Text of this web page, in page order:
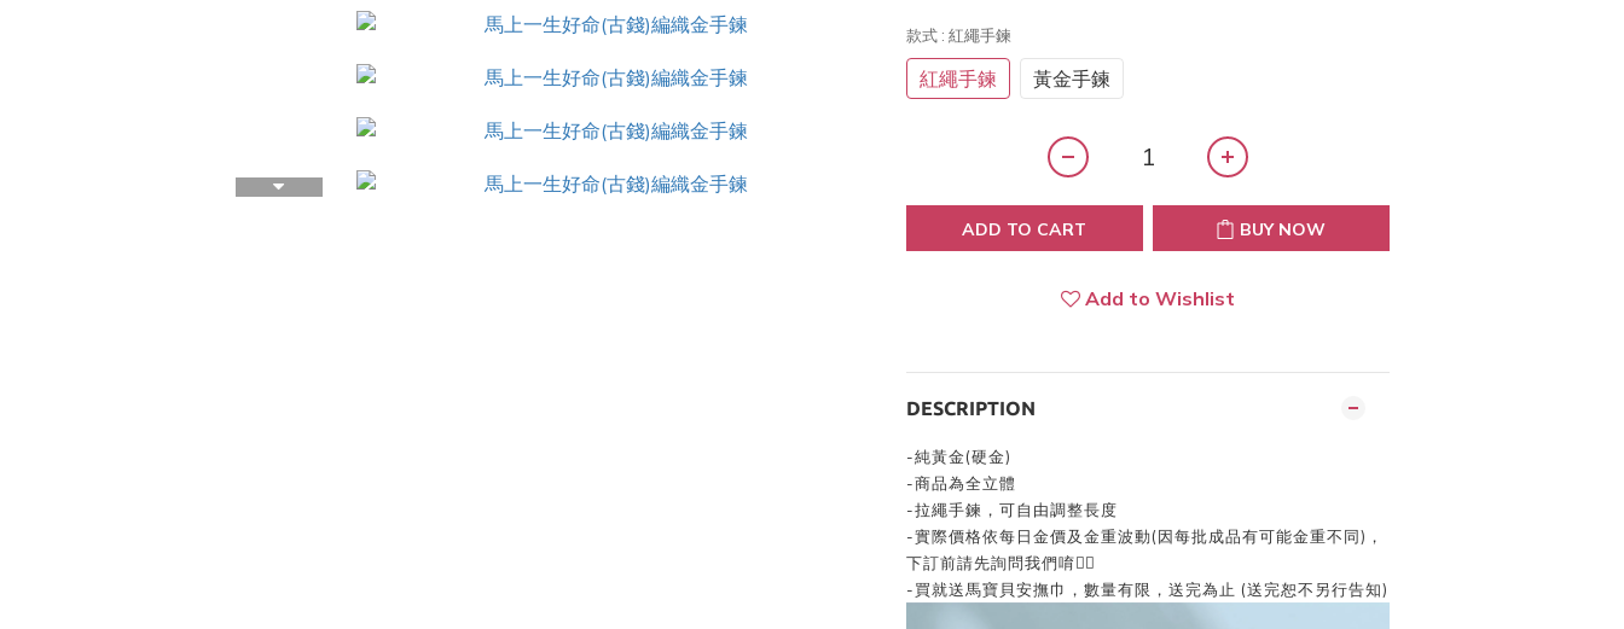
款式 : 紅繩手鍊
紅繩手鍊 黃金手鍊
ADD TO CART BUY NOW
Add to Wishlist
DESCRIPTION
-純黃金(硬金)
-商品為全立體
-拉繩手鍊，可自由調整長度
-實際價格依每日金價及金重波動(因每批成品有可能金重不同)，
下訂前請先詢問我們唷👍🏻
-買就送馬寶貝安撫巾，數量有限，送完為止 (送完恕不另行告知)